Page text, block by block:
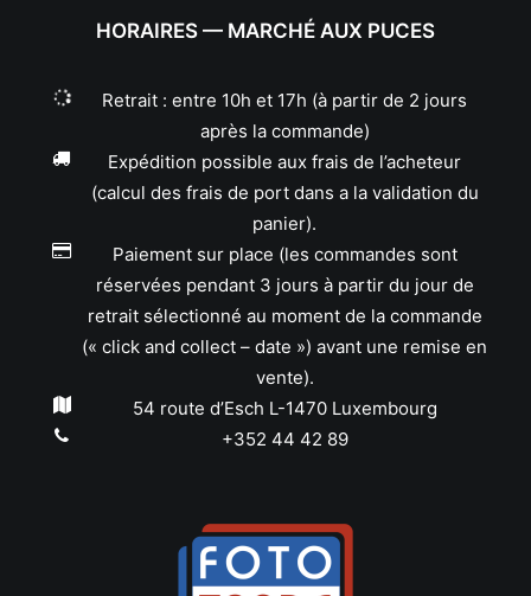
HORAIRES — MARCHÉ AUX PUCES
Retrait : entre 10h et 17h (à partir de 2 jours
après la commande)
Expédition possible aux frais de l’acheteur
(calcul des frais de port dans a la validation du
panier).
Paiement sur place (les commandes sont
réservées pendant 3 jours à partir du jour de
retrait sélectionné au moment de la commande
(« click and collect – date ») avant une remise en
vente).
54 route d’Esch L-1470 Luxembourg
+352 44 42 89